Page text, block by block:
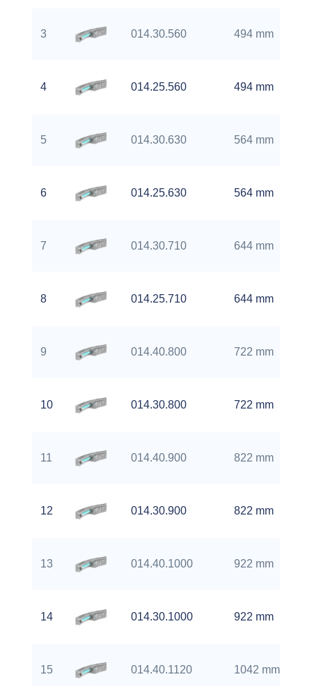
3 014.30.560 494 mm
4 014.25.560 494 mm
5 014.30.630 564 mm
6 014.25.630 564 mm
7 014.30.710 644 mm
8 014.25.710 644 mm
9 014.40.800 722 mm
10 014.30.800 722 mm
11 014.40.900 822 mm
12 014.30.900 822 mm
13 014.40.1000 922 mm
14 014.30.1000 922 mm
15 014.40.1120 1042 mm